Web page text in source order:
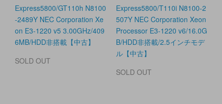
Express5800/GT110h N8100
-2489Y NEC Corporation Xe
on E3-1220 v5 3.00GHz/409
6MB/HDD非搭載【中古】
SOLD OUT
Express5800/T110i N8100-2
507Y NEC Corporation Xeon
Processor E3-1220 v6/16.0G
B/HDD非搭載/2.5インチモデ
ル【中古】
SOLD OUT